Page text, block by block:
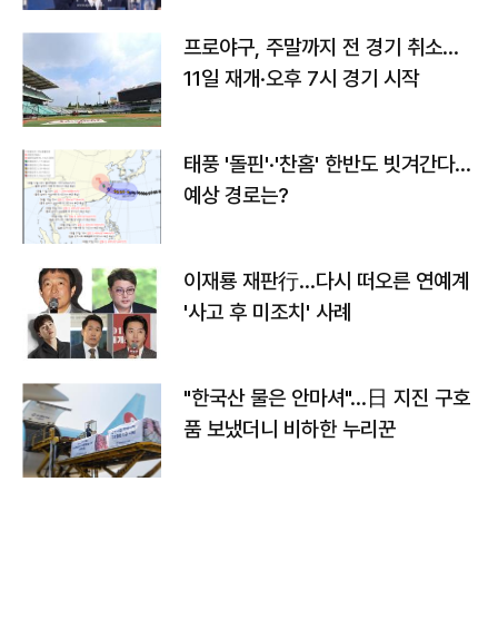
프로야구, 주말까지 전 경기 취소…
11일 재개·오후 7시 경기 시작
태풍 '돌핀'·'찬홈' 한반도 빗겨간다…
예상 경로는?
이재룡 재판行…다시 떠오른 연예계
'사고 후 미조치' 사례
"한국산 물은 안마셔"…日 지진 구호
품 보냈더니 비하한 누리꾼